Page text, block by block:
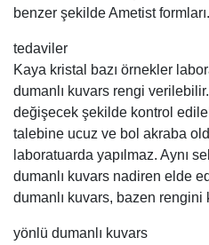
benzer şekilde Ametist formları.
tedaviler
Kaya kristal bazı örnekler
dumanlı kuvars rengi
değişecek şekilde kontrol
talebine ucuz ve bol akraba
laboratuarda yapılmaz. Aynı
dumanlı kuvars nadiren elde
dumanlı kuvars, bazen rengini
yönlü dumanlı kuvars